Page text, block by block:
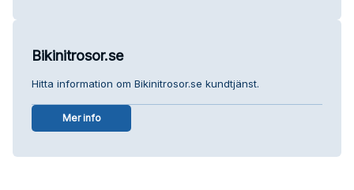
Bikinitrosor.se
Hitta information om Bikinitrosor.se kundtjänst.
Mer info